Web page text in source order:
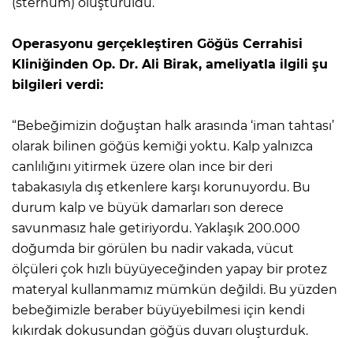
Operasyonu gerçekleştiren Göğüs Cerrahisi
Kliniğinden Op. Dr. Ali Birak, ameliyatla ilgili şu
bilgileri verdi:
“Bebeğimizin doğuştan halk arasında ‘iman tahtası’
olarak bilinen göğüs kemiği yoktu. Kalp yalnızca
canlılığını yitirmek üzere olan ince bir deri
tabakasıyla dış etkenlere karşı korunuyordu. Bu
durum kalp ve büyük damarları son derece
savunmasız hale getiriyordu. Yaklaşık 200.000
doğumda bir görülen bu nadir vakada, vücut
ölçüleri çok hızlı büyüyeceğinden yapay bir protez
materyal kullanmamız mümkün değildi. Bu yüzden
bebeğimizle beraber büyüyebilmesi için kendi
kıkırdak dokusundan göğüs duvarı oluşturduk.